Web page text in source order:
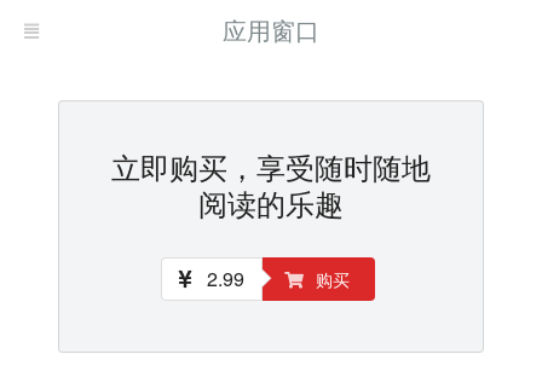
应用窗口
立即购买，享受随时随地
阅读的乐趣
2.99 购买